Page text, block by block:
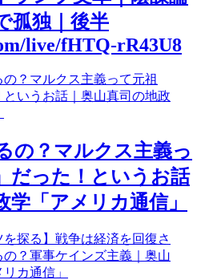
孤独｜後半
live/fHTQ-rR43U8
の？マルクス主義っ
だった！というお話
学「アメリカ通信」